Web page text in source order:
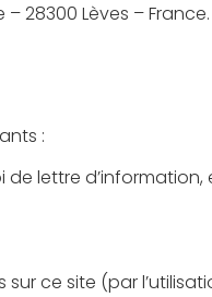
28300 Lèves – France.
:
lettre d’information,
ce site (par